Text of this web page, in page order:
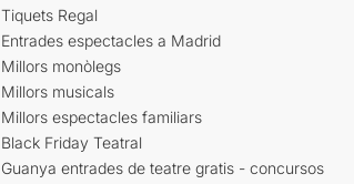
Tiquets Regal
Entrades espectacles a Madrid
Millors monòlegs
Millors musicals
Millors espectacles familiars
Black Friday Teatral
Guanya entrades de teatre gratis - concursos